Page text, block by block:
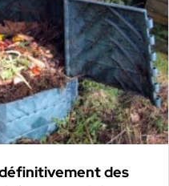
des